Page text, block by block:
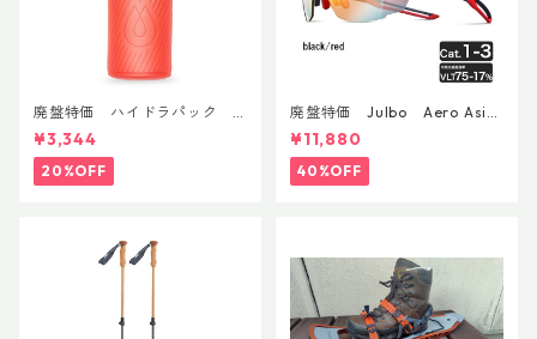
廃盤特価 ハイドラパック
フラックス 750ml
¥3,344
20%OFF
廃盤特価 Julbo Aero Asia
nFit
¥11,880
40%OFF